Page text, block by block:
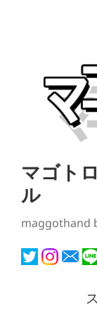
マゴト
ル
maggothand